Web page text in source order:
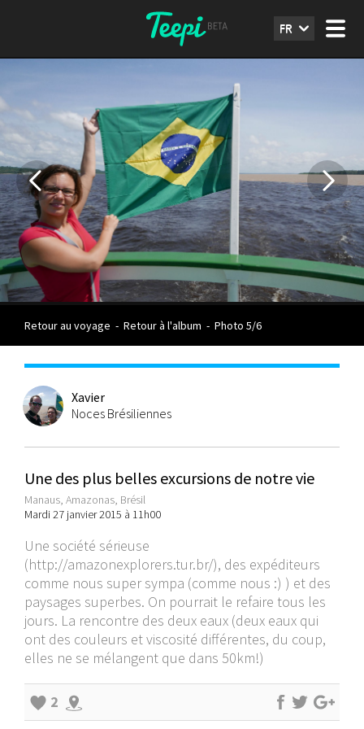
FR
Retour au voyage - Retour à l'album - Photo 5/6
Xavier
Noces Brésiliennes
Une des plus belles excursions de notre vie
Manaus, Amazonas, Brésil
Mardi 27 janvier 2015 à 11h00
Une société sérieuse
(http://amazonexplorers.tur.br/), des expéditeurs
comme nous super sympa (comme nous :) ) et des
paysages superbes. On pourrait le refaire tous les
jours. La rencontre des deux eaux (deux eaux qui
ont des couleurs et viscosité différentes, du coup,
elles ne se mélangent que dans 50km!)
2